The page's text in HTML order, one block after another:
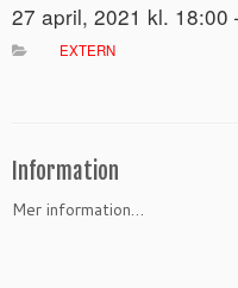
27 april, 2021 kl. 18:00
EXTERN
Information
Mer information…